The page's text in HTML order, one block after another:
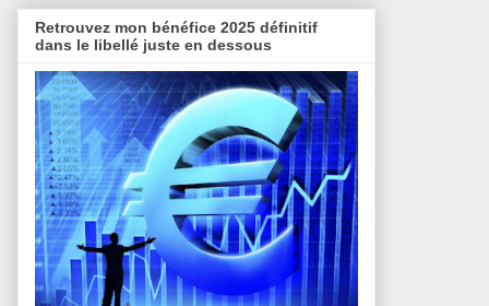
Retrouvez mon bénéfice 2025 définitif
dans le libellé juste en dessous